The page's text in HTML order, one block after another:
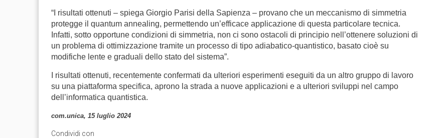
“I risultati ottenuti – spiega Giorgio Parisi della Sapienza – provano che un meccanismo di simmetria
protegge il quantum annealing, permettendo un’efficace applicazione di questa particolare tecnica.
Infatti, sotto opportune condizioni di simmetria, non ci sono ostacoli di principio nell’ottenere soluzioni di
un problema di ottimizzazione tramite un processo di tipo adiabatico-quantistico, basato cioè su
modifiche lente e graduali dello stato del sistema”.
I risultati ottenuti, recentemente confermati da ulteriori esperimenti eseguiti da un altro gruppo di lavoro
su una piattaforma specifica, aprono la strada a nuove applicazioni e a ulteriori sviluppi nel campo
dell’informatica quantistica.
com.unica, 15 luglio 2024
Condividi con